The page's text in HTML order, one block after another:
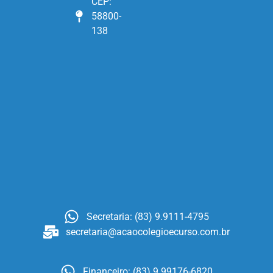
58800-
138
Secretaria: (83) 9.9111-4795
secretaria@acaocolegioecurso.com.br